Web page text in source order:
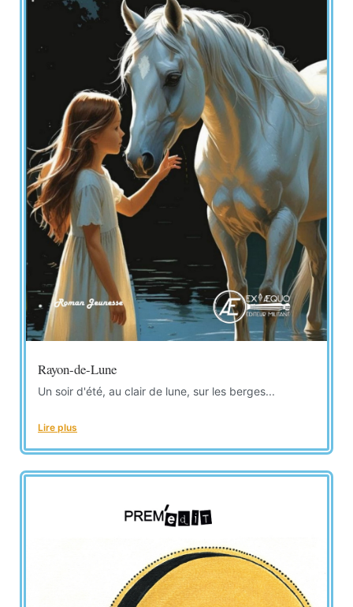
Rayon-de-Lune
Un soir d'été, au clair de lune, sur les berges...
Lire plus